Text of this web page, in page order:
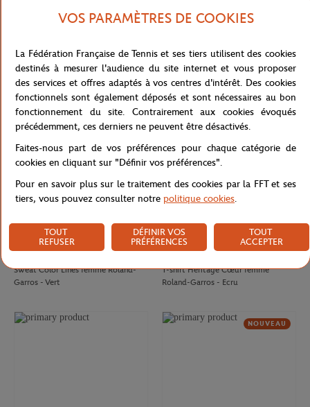
Drap de plage officiel joueur•se
Roland-Garros 2026 - Multicolor
T-shirt Chic femme Galeries
Lafayette x Roland-Garros - Blanc
ROLAND GARROS 75,00 €
Sweat Color Lines femme Roland-
Garros - Vert
NOUVEAU
ROLAND GARROS 37,00 €
T-shirt Heritage Cœur femme
Roland-Garros - Ecru
NOUVEAU
VOS PARAMÈTRES DE COOKIES
La Fédération Française de Tennis et ses tiers utilisent des cookies
destinés à mesurer l'audience du site internet et vous proposer
des services et offres adaptés à vos centres d'intérêt. Des cookies
fonctionnels sont également déposés et sont nécessaires au bon
fonctionnement du site. Contrairement aux cookies évoqués
précédemment, ces derniers ne peuvent être désactivés.
Faites-nous part de vos préférences pour chaque catégorie de
cookies en cliquant sur "Définir vos préférences".
Pour en savoir plus sur le traitement des cookies par la FFT et ses
tiers, vous pouvez consulter notre politique cookies.
TOUT
REFUSER
DÉFINIR VOS
PRÉFÉRENCES
TOUT
ACCEPTER